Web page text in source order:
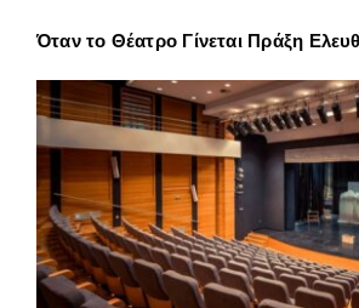
Όταν το Θέατρο Γίνεται Πράξη